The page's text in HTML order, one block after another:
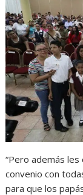
“Pero además
convenio con
para que los